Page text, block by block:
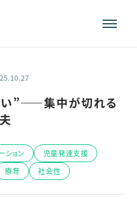
い”——集中が切れる
ション
児童発達支援
療育 社会性